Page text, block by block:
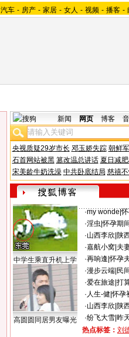
汽车 - 房产 - 家居 - 女人 - 视频 - 播客 -
新闻 网页 博客
央视质疑29岁市长 邓玉娇失踪 朝鲜
石首网站被黑 篡改温总讲话 夏日减
宋美龄牛奶洗澡 中共卧底结局 慈禧
中学生乘直升机上学
高圆圆同居男友曝光
·my wonde |
·淫虫 |怀孕期
·山西李欣 陕
·嘉航小窝| 夫
·再响逢 |怀孕
·漫步云端| 民
·爱在旅途 打
· 人生-健 |怀孕
·山西李欣 陕
·纷飞大雪| 昨
热点标签： 刘